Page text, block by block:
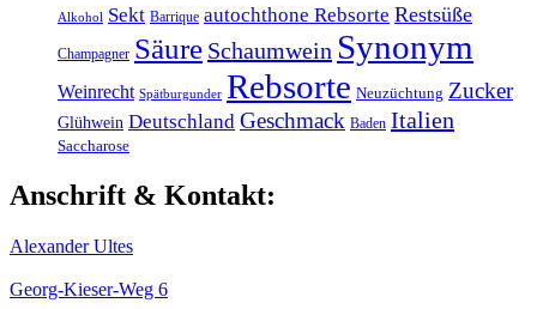
Alkohol Sekt Barrique autochthone Rebsorte Restsüße
Champagner Säure Schaumwein Synonym
Weinrecht Spätburgunder Rebsorte Neuzüchtung Zucker
Glühwein Deutschland Geschmack Baden Italien
Saccharose
Anschrift & Kontakt:
Alexander Ultes
Georg-Kieser-Weg 6